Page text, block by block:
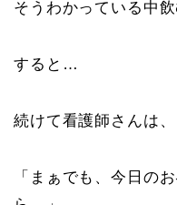
そうわかっている中
すると…
続けて看護師さんは、
「まぁでも、今日の